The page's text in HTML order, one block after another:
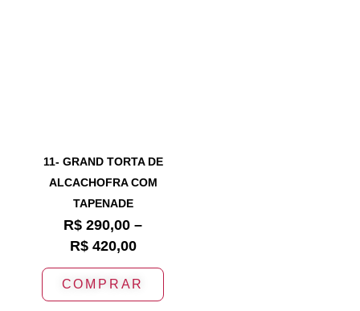
11- GRAND TORTA DE
ALCACHOFRA COM
TAPENADE
R$ 290,00 –
R$420,00
COMPRAR